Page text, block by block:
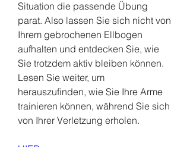
Situation die passende Übung
parat. Also lassen Sie sich nicht von
Ihrem gebrochenen Ellbogen
aufhalten und entdecken Sie, wie
Sie trotzdem aktiv bleiben können.
Lesen Sie weiter, um
herauszufinden, wie Sie Ihre Arme
trainieren können, während Sie sich
von Ihrer Verletzung erholen.